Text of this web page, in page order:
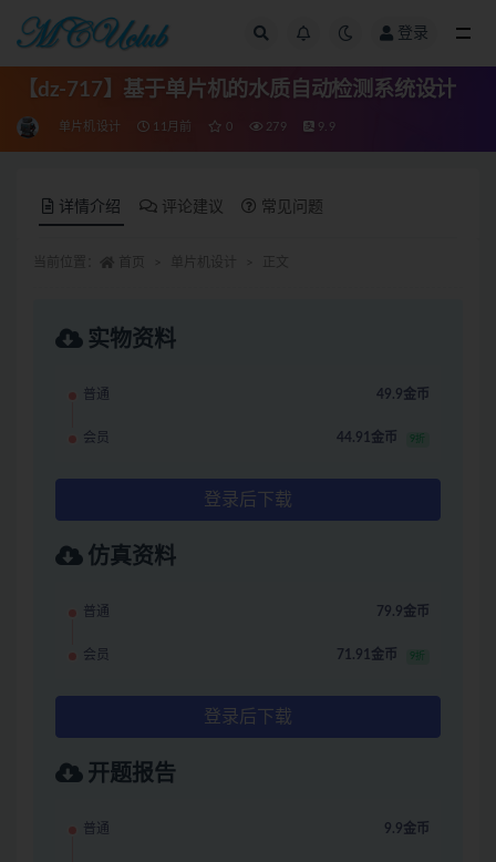
登录
【dz-717】基于单片机的水质自动检测系统设计
单片机设计 11月前 0 279 9.9
详情介绍 评论建议 常见问题
实物资料
普通 49.9金币
会员 44.91金币 9折
登录后下载
仿真资料
普通 79.9金币
会员 71.91金币 9折
登录后下载
开题报告
普通 9.9金币